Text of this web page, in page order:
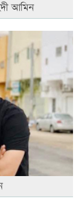
আমিন